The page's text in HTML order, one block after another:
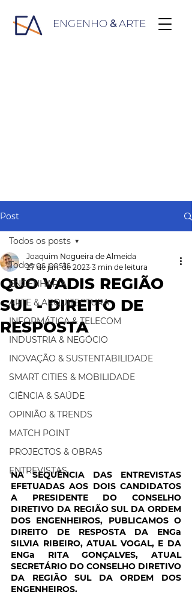
ENGENHO &ARTE
Post
Todos os posts
ENGENHARIA
ARTE & ARQUITECTURA
INFORMÁTICA & TELECOM
INDUSTRIA & NEGÓCIO
INOVAÇÃO & SUSTENTABILIDADE
SMART CITIES & MOBILIDADE
CIÊNCIA & SAÚDE
OPINIÃO & TRENDS
MATCH POINT
PROJECTOS & OBRAS
ENTREVISTAS
Todos os posts
QUO VADIS REGIÃO
SUL - DIREITO DE
RESPOSTA
Joaquim Nogueira de Almeida
27 de jan. de 2023 3 min de leitura
NA SEQUÊNCIA DAS ENTREVISTAS
EFETUADAS AOS DOIS CANDIDATOS
A PRESIDENTE DO CONSELHO
DIRETIVO DA REGIÃO SUL DA ORDEM
DOS ENGENHEIROS, PUBLICAMOS O
DIREITO DE RESPOSTA DA ENGa
SILVIA RIBEIRO, ATUAL VOGAL, E DA
ENGa RITA GONÇALVES, ATUAL
SECRETÁRIO DO CONSELHO DIRETIVO
DA REGIÃO SUL DA ORDEM DOS
ENGENHEIROS.